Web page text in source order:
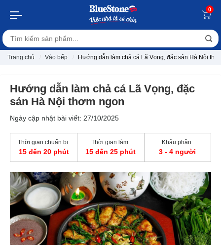
0
Trang chủ Vào bếp Hướng dẫn làm chả cá Lã Vọng, đặc sản Hà Nội
Hướng dẫn làm chả cá Lã Vọng, đặc
sản Hà Nội thơm ngon
Ngày cập nhật bài viết: 27/10/2025
Thời gian chuẩn bị:
15 đến 20 phút
Thời gian làm:
15 đến 25 phút
Khẩu phần:
3 - 4 người